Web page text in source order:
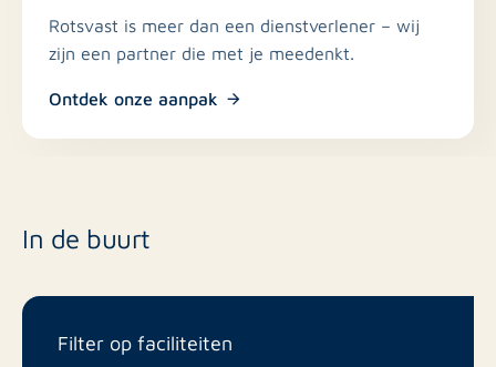
Rotsvast is meer dan een dienstverlener – wij
zijn een partner die met je meedenkt.
Ontdek onze aanpak
In de buurt
Filter op faciliteiten